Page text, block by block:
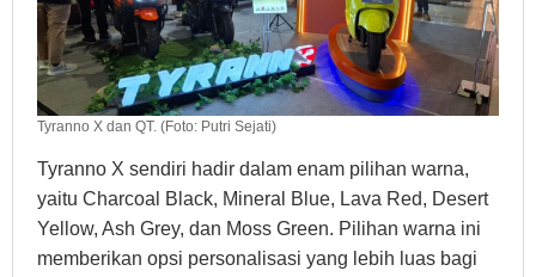
Tyranno X dan QT. (Foto: Putri Sejati)
Tyranno X sendiri hadir dalam enam pilihan warna,
yaitu Charcoal Black, Mineral Blue, Lava Red, Desert
Yellow, Ash Grey, dan Moss Green. Pilihan warna ini
memberikan opsi personalisasi yang lebih luas bagi